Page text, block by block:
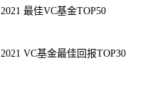
2021 最佳VC基金TOP50
2021 VC基金最佳回报TOP30